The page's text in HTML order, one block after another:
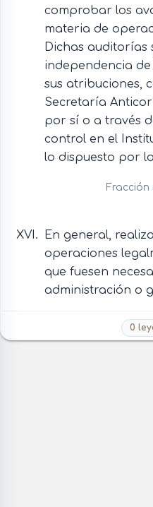
comprobar los
materia de
Dichas auditorías
independencia
sus atribuciones,
Secretaría
por sí o a través
control en el
lo dispuesto por
Fracción
En general,
operaciones
que fuesen
administración o
0